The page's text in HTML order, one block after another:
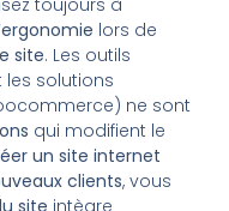
toujours à
ergonomie lors de
site. Les outils
les solutions
ne sont
qui modifient le
un site internet
clients, vous